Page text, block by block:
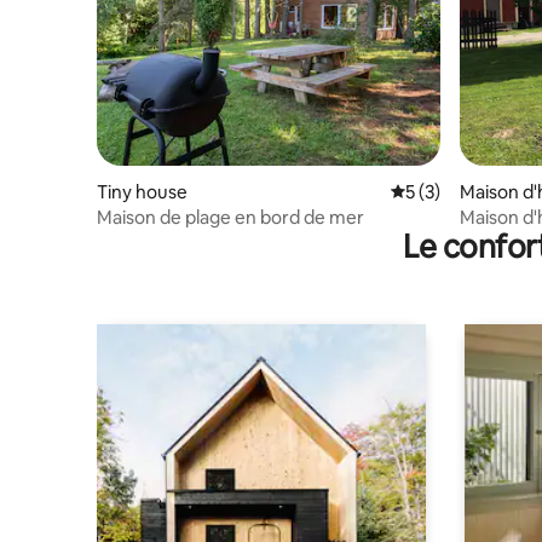
Tiny house Évaluation
5 (3)
Maison de plage en bord de mer
Maison
Maison
Le